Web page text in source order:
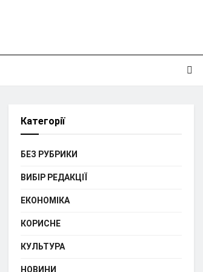
Категорії
БЕЗ РУБРИКИ
ВИБІР РЕДАКЦІЇ
ЕКОНОМІКА
КОРИСНЕ
КУЛЬТУРА
НОВИНИ